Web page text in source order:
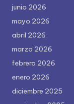
junio 2026
mayo 2026
abril 2026
marzo 2026
febrero 2026
enero 2026
diciembre 2025